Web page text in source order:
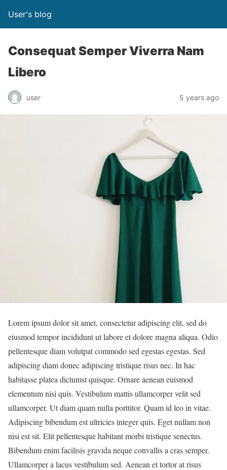
User's blog
Consequat Semper Viverra Nam
Libero
user 5 years ago
Lorem ipsum dolor sit amet, consectetur adipiscing elit, sed do
eiusmod tempor incididunt ut labore et dolore magna aliqua. Odio
pellentesque diam volutpat commodo sed egestas egestas. Sed
adipiscing diam donec adipiscing tristique risus nec. In hac
habitasse platea dictumst quisque. Ornare aenean euismod
elementum nisi quis. Vestibulum mattis ullamcorper velit sed
ullamcorper. Ut diam quam nulla porttitor. Quam id leo in vitae.
Adipiscing bibendum est ultricies integer quis. Eget nullam non
nisi est sit. Elit pellentesque habitant morbi tristique senectus.
Bibendum enim facilisis gravida neque convallis a cras semper.
Ullamcorper a lacus vestibulum sed. Aenean et tortor at risus